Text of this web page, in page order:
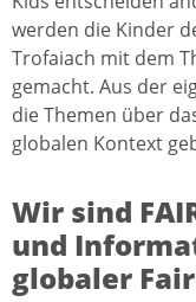
werden die Kinder
Trofaiach mit dem
gemacht. Aus der
die Themen über
globalen Kontext
Wir sind
und
globaler